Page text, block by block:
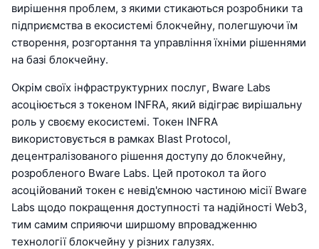
вирішення проблем, з якими стикаються розробники та
підприємства в екосистемі блокчейну, полегшуючи їм
створення, розгортання та управління їхніми рішеннями
на базі блокчейну.
Окрім своїх інфраструктурних послуг, Bware Labs
асоціюється з токеном INFRA, який відіграє вирішальну
роль у своєму екосистемі. Токен INFRA
використовується в рамках Blast Protocol,
децентралізованого рішення доступу до блокчейну,
розробленого Bware Labs. Цей протокол та його
асоційований токен є невід'ємною частиною місії Bware
Labs щодо покращення доступності та надійності Web3,
тим самим сприяючи ширшому впровадженню
технології блокчейну у різних галузях.